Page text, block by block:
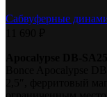
Сабвуферные